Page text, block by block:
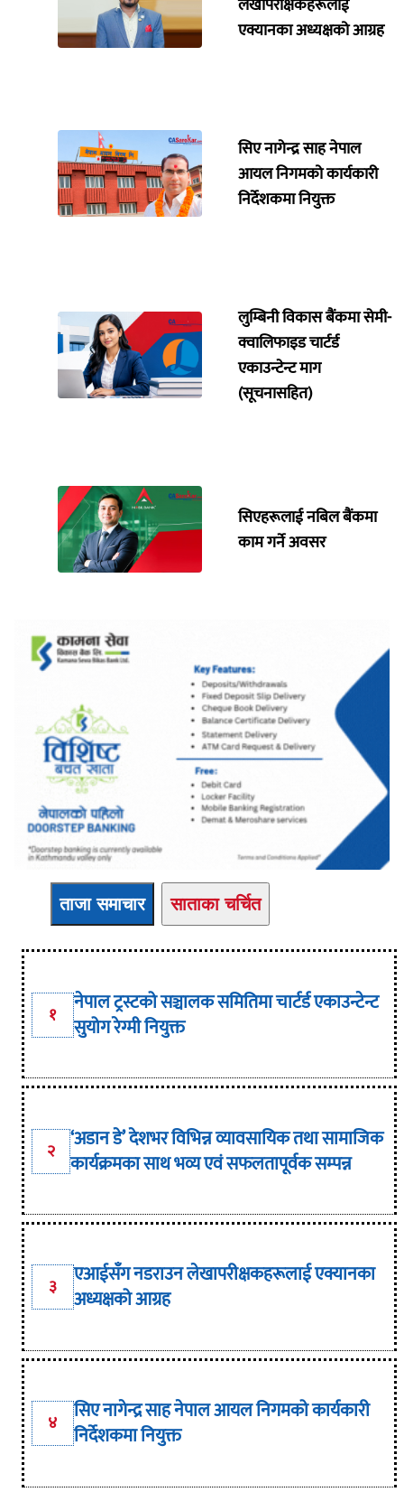
लेखापरीक्षकहरूलाई
एक्यानका अध्यक्षको आग्रह
सिए नागेन्द्र साह नेपाल
आयल निगमको कार्यकारी
निर्देशकमा नियुक्त
लुम्बिनी विकास बैंकमा सेमी-
क्वालिफाइड चार्टर्ड
एकाउन्टेन्ट माग
(सूचनासहित)
सिएहरूलाई नबिल बैंकमा
काम गर्ने अवसर
ताजा समाचार साताका चर्चित
१
नेपाल ट्रस्टको सञ्चालक समितिमा चार्टर्ड एकाउन्टेन्ट
सुयोग रेग्मी नियुक्त
२ ‘अडान डे’ देशभर विभिन्न व्यावसायिक तथा सामाजिक
कार्यक्रमका साथ भव्य एवं सफलतापूर्वक सम्पन्न
३
एआईसँग नडराउन लेखापरीक्षकहरूलाई एक्यानका
अध्यक्षको आग्रह
४
सिए नागेन्द्र साह नेपाल आयल निगमको कार्यकारी
निर्देशकमा नियुक्त